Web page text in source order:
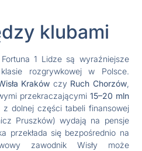
klubami
1 Lidze są wyraźniejsze
rozgrywkowej w Polsce.
Kraków czy Ruch Chorzów,
przekraczającymi 15–20 mln
z dolnej części tabeli finansowej
Pruszków) wydają na pensje
przekłada się bezpośrednio na
zawodnik Wisły może